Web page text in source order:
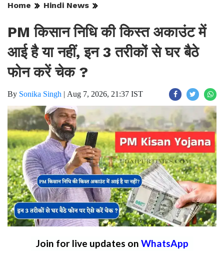
Home Hindi News
PM किसान निधि की किस्त अकाउंट में
आई है या नहीं, इन 3 तरीकों से घर बैठे
फोन करें चेक ?
By Sonika Singh | Aug 7, 2026, 21:37 IST
Join for live updates on WhatsApp